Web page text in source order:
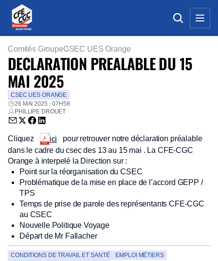
Comités GroupeCSEC UES Orange
DECLARATION PREALABLE DU 15
MAI 2025
CSEC UES ORANGE
26 MAI 2025 - 07H58
PHILLIPE DROUET
Envoyer par email (nouvelle fenêtre)
Partager sur Twitter (nouvelle fenêtre)
Partager sur Facebook (nouvelle fenêtre)
Partager sur LinkedIn (nouvelle fenêtre)
Cliquez
ici
pour retrouver notre déclaration préalable
dans le cadre du csec des 13 au 15 mai . La CFE-CGC
Orange à interpelé la Direction sur :
Point sur la réorganisation du CSEC
Problématique de la mise en place de l’accord GEPP /
TPS
Temps de prise de parole des représentants CFE-CGC
au CSEC
Nouvelle Politique Voyage
Départ de Mr Fallacher
CONDITIONS DE TRAVAIL ET SANTÉ
EMPLOI MÉTIERS